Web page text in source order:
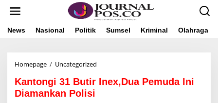
News Nasional Politik Sumsel Kriminal Olahraga
Homepage / Uncategorized
Kantongi 31 Butir Inex,Dua Pemuda Ini
Diamankan Polisi